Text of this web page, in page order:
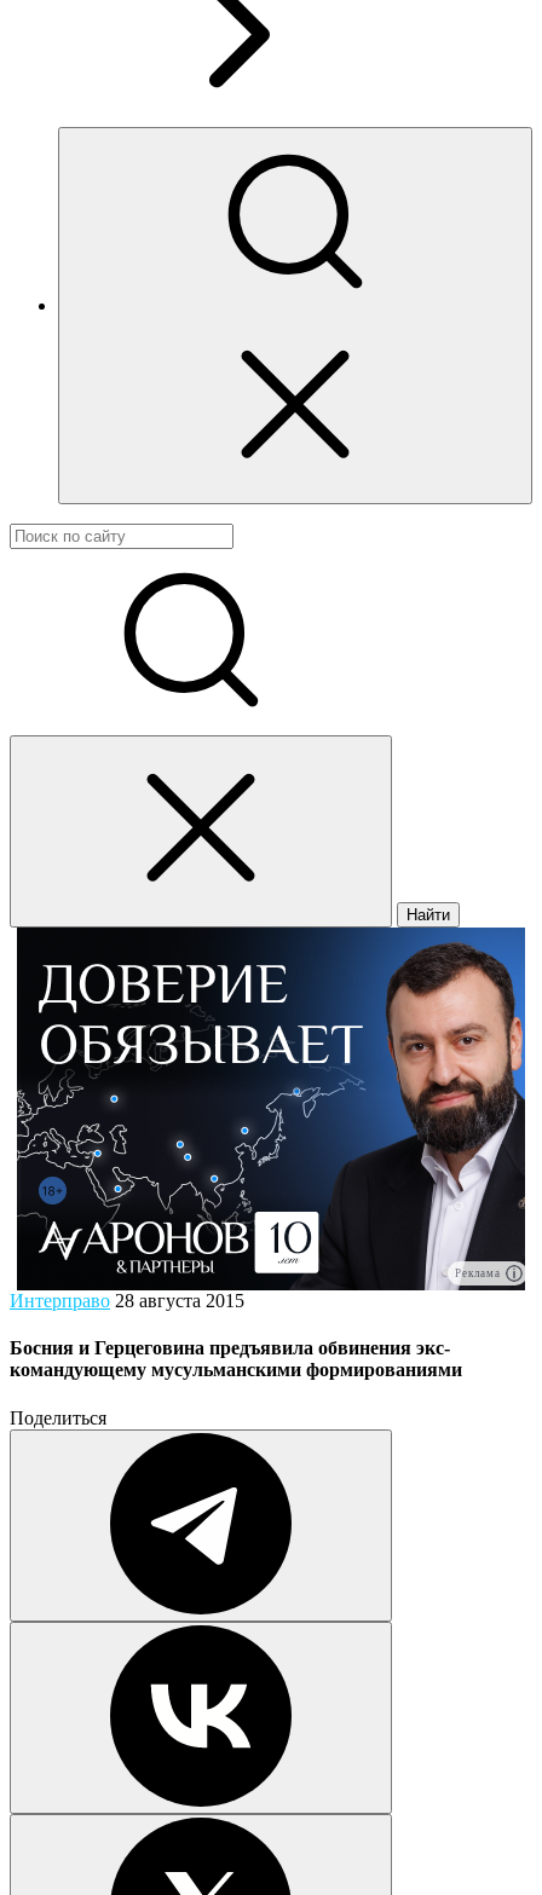
Найти
Реклама
Интерправо 28 августа 2015
Босния и Герцеговина предъявила обвинения экс-
командующему мусульманскими формированиями
Поделиться